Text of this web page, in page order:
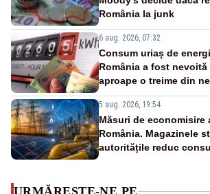
România la junk
6 aug. 2026, 07:32
Consum uriaș de
România a fost
aproape o treime din
5 aug. 2026, 19:54
Măsuri de economisire
România. Magazinele
autoritățile reduc